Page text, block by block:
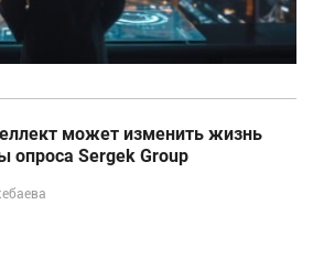
может изменить жизнь
опроса Sergek Group